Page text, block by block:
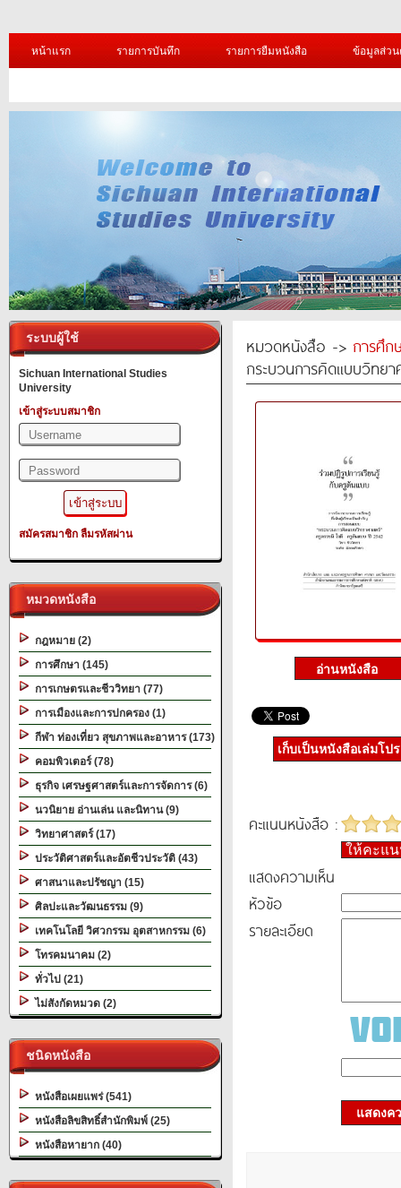
หน้าแรก รายการบันทึก รายการยืมหนังสือ ข้อมูลส่ว
ระบบผู้ใช้
Sichuan International Studies
University
เข้าสู่ระบบสมาชิก
สมัครสมาชิก ลืมรหัสผ่าน
หมวดหนังสือ
กฎหมาย (2)
การศึกษา (145)
การเกษตรและชีววิทยา (77)
การเมืองและการปกครอง (1)
กีฬา ท่องเที่ยว สุขภาพและอาหาร (173)
คอมพิวเตอร์ (78)
ธุรกิจ เศรษฐศาสตร์และการจัดการ (6)
นวนิยาย อ่านเล่น และนิทาน (9)
วิทยาศาสตร์ (17)
ประวัติศาสตร์และอัตชีวประวัติ (43)
ศาสนาและปรัชญา (15)
ศิลปะและวัฒนธรรม (9)
เทคโนโลยี วิศวกรรม อุตสาหกรรม (6)
โทรคมนาคม (2)
ทั่วไป (21)
ไม่สังกัดหมวด (2)
ชนิดหนังสือ
หนังสือเผยแพร่ (541)
หนังสือลิขสิทธิ์สำนักพิมพ์ (25)
หนังสือหายาก (40)
หมวดหนังสือ -> การศึก
กระบวนการคิดแบบวิทยา
เก็บเป็นหนังสือเล่มโป
คะแนนหนังสือ :
ให้คะแ
แสดงความเห็น
หัวข้อ
รายละเอียด
แสดงค